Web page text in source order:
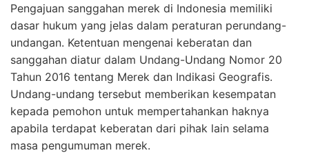
Pengajuan sanggahan merek di Indonesia memiliki
dasar hukum yang jelas dalam peraturan perundang-
undangan. Ketentuan mengenai keberatan dan
sanggahan diatur dalam Undang-Undang Nomor 20
Tahun 2016 tentang Merek dan Indikasi Geografis.
Undang-undang tersebut memberikan kesempatan
kepada pemohon untuk mempertahankan haknya
apabila terdapat keberatan dari pihak lain selama
masa pengumuman merek.